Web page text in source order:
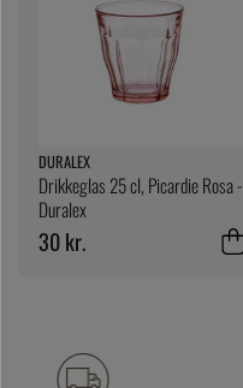
DURALEX
Drikkeglas 25 cl, Picardie Rosa -
Duralex
30 kr.